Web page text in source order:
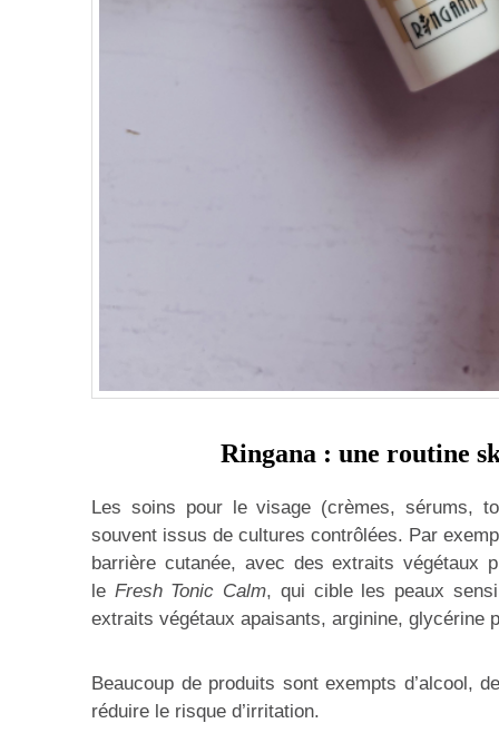
Ringana : une routine
Les soins pour le visage (crèmes, sérums,
souvent issus de cultures contrôlées. Par
barrière cutanée, avec des extraits végétaux
le Fresh Tonic Calm, qui cible les peaux
extraits végétaux apaisants, arginine, glycérine
Beaucoup de produits sont exempts d’alcool,
réduire le risque d’irritation.